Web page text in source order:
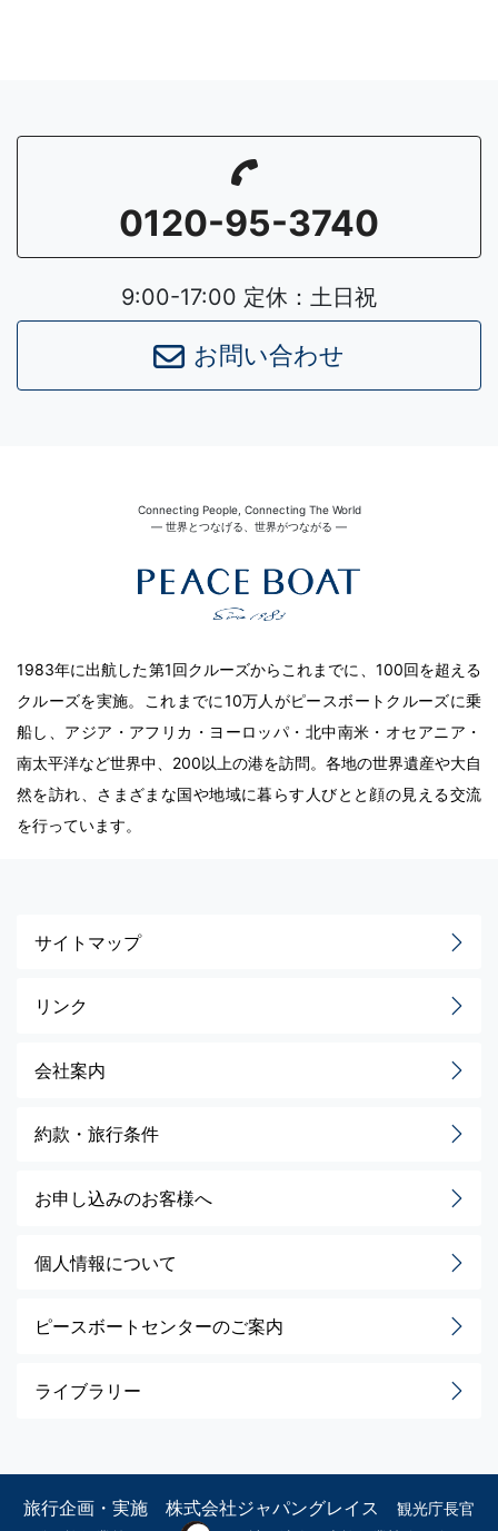
0120-95-3740
9:00-17:00 定休：土日祝
お問い合わせ
Connecting People, Connecting The World
― 世界とつなげる、世界がつながる ―
1983年に出航した第1回クルーズからこれまでに、100回を超える
クルーズを実施。これまでに10万人がピースボートクルーズに乗
船し、アジア・アフリカ・ヨーロッパ・北中南米・オセアニア・
南太平洋など世界中、200以上の港を訪問。各地の世界遺産や大自
然を訪れ、さまざまな国や地域に暮らす人びとと顔の見える交流
を行っています。
サイトマップ
リンク
会社案内
約款・旅行条件
お申し込みのお客様へ
個人情報について
ピースボートセンターのご案内
ライブラリー
旅行企画・実施 株式会社ジャパングレイス 観光庁長官